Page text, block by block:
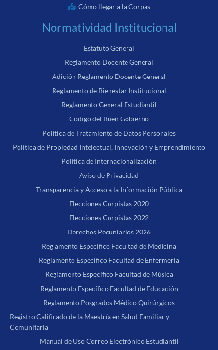
Cómo llegar a la Corpas
Normatividad Institucional
Estatuto General
Reglamento Docente General
Adición Reglamento Docente General
Reglamento de Bienestar Institucional
Reglamento General Estudiantil
Código del Buen Gobierno
Política de Tratamiento de Datos Personales
Política de Propiedad Intelectual, Innovación y Emprendimiento
Política de Internacionalización
Aviso de Privacidad
Transparencia y Acceso a la Información Pública
Elecciones Corpistas 2020
Elecciones Corpistas 2022
Derechos Pecuniarios 2026
Reglamento Específico Facultad de Medicina
Reglamento Específico Facultad de Enfermería
Reglamento Específico Facultad de Música
Reglamento Específico Facultad de Educación
Reglamento Posgrados Médico Quirúrgicos
Registro Calificado de la Maestría en Salud Familiar y
Comunitaria
Manual de Uso Correo Electrónico Estudiantil